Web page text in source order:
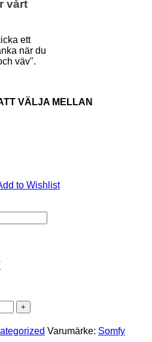
vårt
ett
när du
väv".
VÄLJA MELLAN
to Wishlist
Varumärke: Somfy